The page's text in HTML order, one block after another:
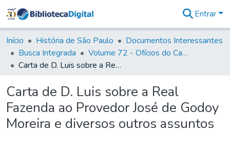
&
Coleções
Tudo na
Biblioteca
Estatísticas
Entrar
Início História de São Paulo
Documentos Interessantes
Busca Integrada
Volume 72 - Ofícios do Capitão General D. Luis Antonio de Souza Botelho Mourão (Morgado de Matheus): 1765-1766
Carta de D. Luis sobre a Real Fazenda ao Provedor José de Godoy Moreira e diversos outros assuntos
Carta de D. Luis sobre a Real
Fazenda ao Provedor José de Godoy
Moreira e diversos outros assuntos